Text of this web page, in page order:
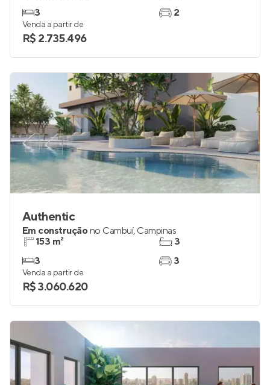
3
2
Venda a partir de
R$ 2.735.496
Authentic
Em construçãono Cambuí, Campinas
153 m²
3
3
3
Venda a partir de
R$ 3.060.620